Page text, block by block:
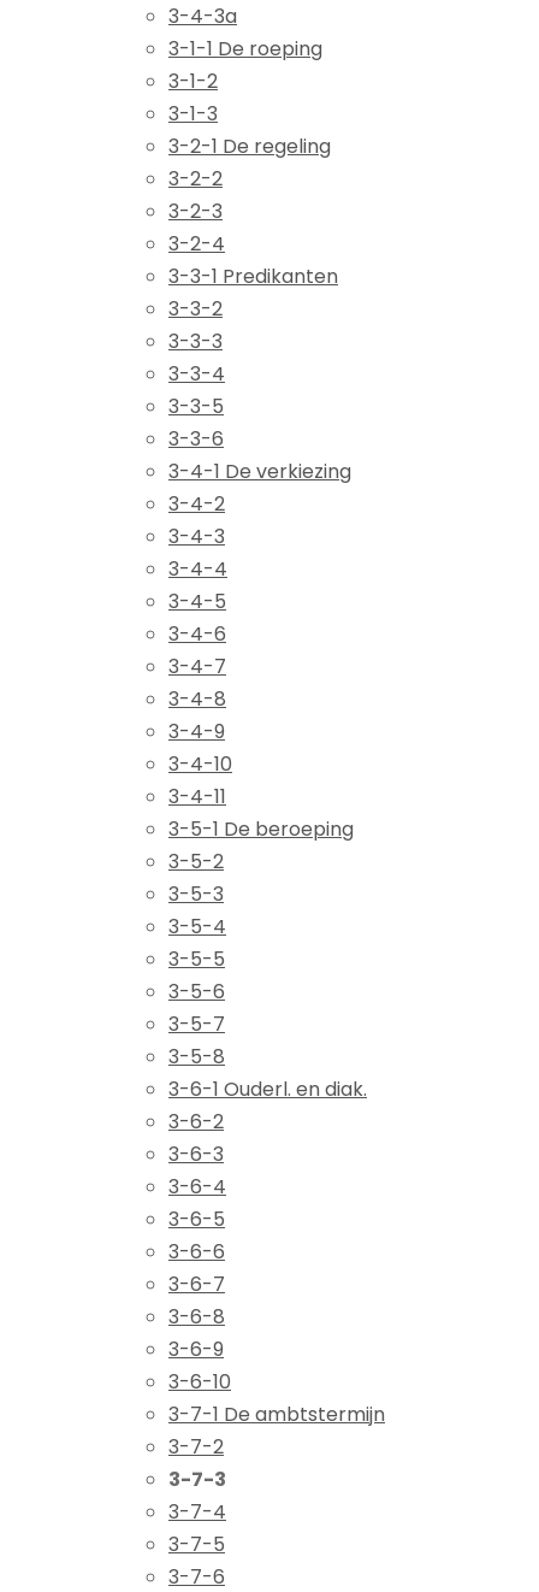
3-4-3a
3-1-1 De roeping
3-1-2
3-1-3
3-2-1 De regeling
3-2-2
3-2-3
3-2-4
3-3-1 Predikanten
3-3-2
3-3-3
3-3-4
3-3-5
3-3-6
3-4-1 De verkiezing
3-4-2
3-4-3
3-4-4
3-4-5
3-4-6
3-4-7
3-4-8
3-4-9
3-4-10
3-4-11
3-5-1 De beroeping
3-5-2
3-5-3
3-5-4
3-5-5
3-5-6
3-5-7
3-5-8
3-6-1 Ouderl. en diak.
3-6-2
3-6-3
3-6-4
3-6-5
3-6-6
3-6-7
3-6-8
3-6-9
3-6-10
3-7-1 De ambtstermijn
3-7-2
3-7-3
3-7-4
3-7-5
3-7-6